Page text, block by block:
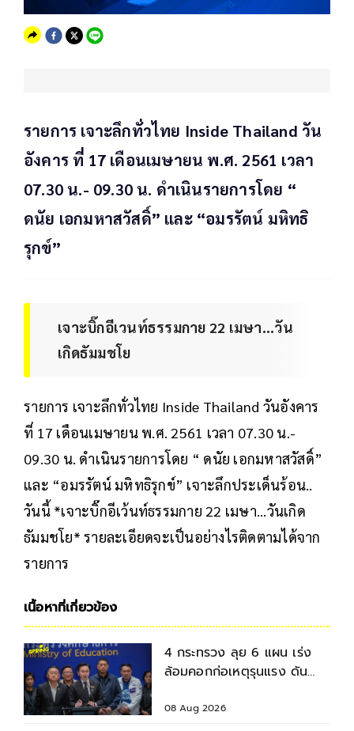
รายการ เจาะลึกทั่วไทย Inside Thailand วัน
อังคาร ที่ 17 เดือนเมษายน พ.ศ. 2561 เวลา
07.30 น.- 09.30 น. ดำเนินรายการโดย “
ดนัย เอกมหาสวัสดิ์” และ “อมรรัตน์ มหิทธิ
รุกข์”
เจาะบิ๊กอีเวนท์ธรรมกาย 22 เมษา...วัน
เกิดธัมมชโย
รายการ เจาะลึกทั่วไทย Inside Thailand วันอังคาร
ที่ 17 เดือนเมษายน พ.ศ. 2561 เวลา 07.30 น.-
09.30 น. ดำเนินรายการโดย “ ดนัย เอกมหาสวัสดิ์”
และ “อมรรัตน์ มหิทธิรุกข์” เจาะลึกประเด็นร้อน..
วันนี้ *เจาะบิ๊กอีเว้นท์ธรรมกาย 22 เมษา...วันเกิด
ธัมมชโย* รายละเอียดจะเป็นอย่างไรติดตามได้จาก
รายการ
เนื้อหาที่เกี่ยวข้อง
4 กระทรวง ลุย 6 แผน เร่ง
ล้อมคอกก่อเหตุรุนแรง ดัน
ศึกษา
08 Aug 2026